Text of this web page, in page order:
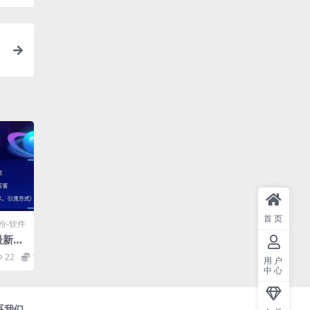
-软件
流
风
22 10
首页
用户
中心